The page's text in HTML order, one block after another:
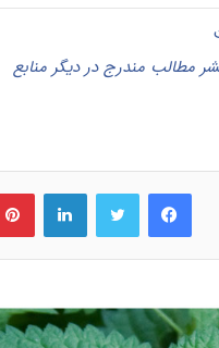
مطالب مندرج در دیگر منابع
فیس بوک لینکدین